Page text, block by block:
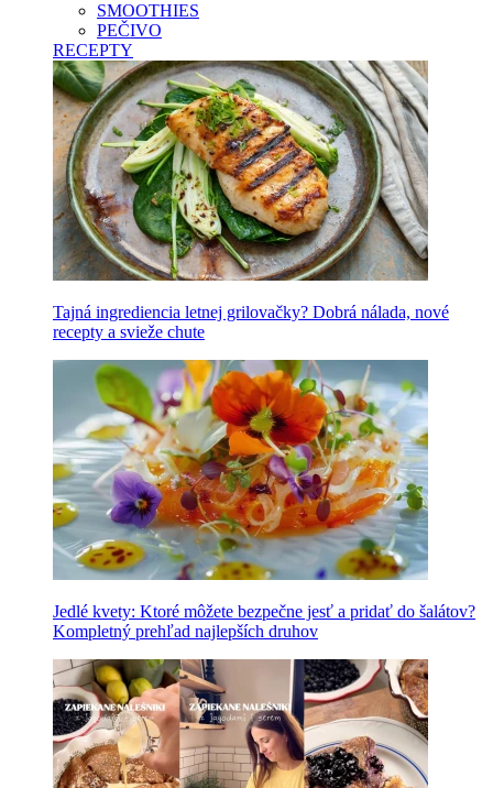
SMOOTHIES
PEČIVO
RECEPTY
Tajná ingrediencia letnej grilovačky? Dobrá nálada, nové
recepty a svieže chute
Jedlé kvety: Ktoré môžete bezpečne jesť a pridať do šalátov?
Kompletný prehľad najlepších druhov